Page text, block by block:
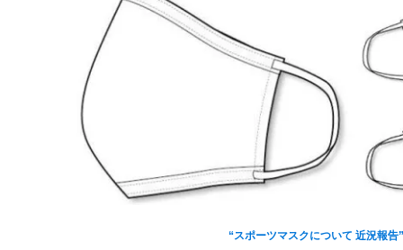
“スポーツマスクについて 近況報告